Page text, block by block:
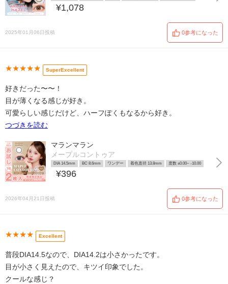
¥1,078
2025年01月06日投稿 0参考になった
★★★★★ SuperExcellent
好きだった〜〜！
目が薄くなる感じが好き。
可愛らしい感じだけど、ハーフぽくもなるから好き。
つづきを読む
マランマラン
メープルコントゥア
DIA 14.5mm BC 8.6mm ワンデー 着色直径 13.8mm 度数 ±0.00~ -10.00
¥396
2026年04月21日投稿 0参考になった
★★★★ Excellent
普段DIA14.5なので、DIA14.2は小さかったです。
目が小さく見えたので、キツイ印象でした。
クールな感じ？